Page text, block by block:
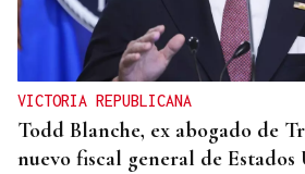
VICTORIA REPUBLICANA
Todd Blanche, ex abogado de
nuevo fiscal general de Estados